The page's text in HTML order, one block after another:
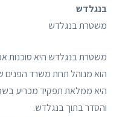
בנגלדש
משטרת בנגלדש
משטרת בנגלדש היא סוכנות
הוא מנוהל תחת משרד
היא ממלאת תפקיד מכריע
והסדר בתוך בנגלדש.